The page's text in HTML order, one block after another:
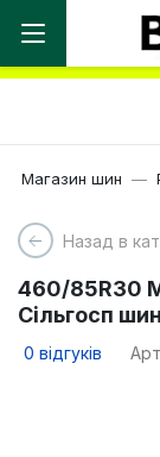
Ми
Магазин шин
Назад в
460/85R30
Сільгосп
0 відгуків